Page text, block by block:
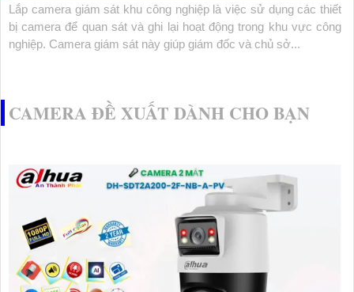
Lắp camera giám sát khu công nghiệp là việc sử dụng các thiết
bị camera để quan sát và ghi lại hoạt động trong khu vực công
nghiệp. Camera giám sát này giúp giám đốc và chủ sở...
CAMERA ĐỀ XUẤT DÀNH CHO BẠN